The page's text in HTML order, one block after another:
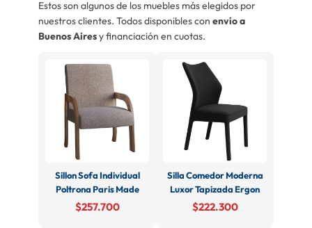
Estos son algunos de los muebles más elegidos por
nuestros clientes. Todos disponibles con envío a
Buenos Airesy financiación en cuotas.
Sillon Sofa Individual
Poltrona Paris Made
$257.700
Silla Comedor Moderna
Luxor Tapizada Ergon
$222.300